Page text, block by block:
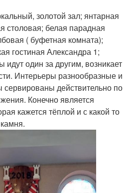
золотой зал; янтарная
столовая; белая парадная
( буфетная комната);
гостиная Александра 1;
идут один за другим, возникает
Интерьеры разнообразные и
действительно по
Конечно является
кажется тёплой и с какой то